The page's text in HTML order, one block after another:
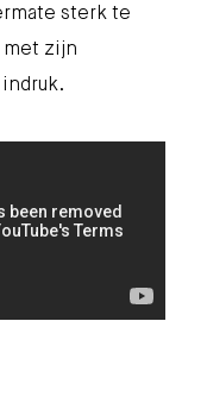
sterk te
zijn